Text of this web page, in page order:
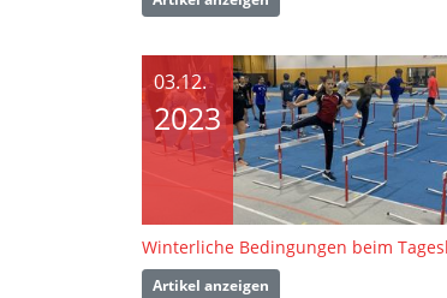
03.12.
2023
Artikel anzeigen